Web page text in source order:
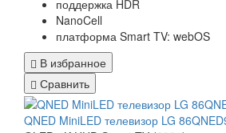
поддержка HDR
NanoCell
платформа Smart TV: webOS
В избранное
Сравнить
QNED MiniLED телевизор LG